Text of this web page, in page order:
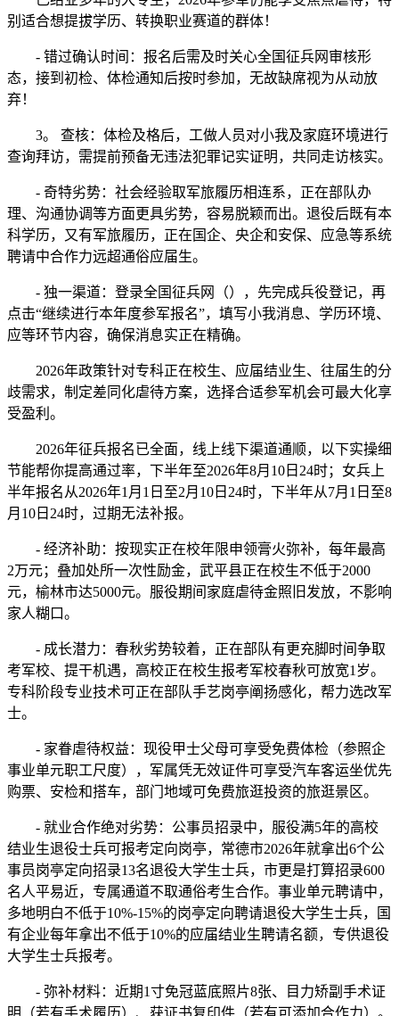
别适合想提拔学历、转换职业赛道的群体！
- 错过确认时间：报名后需及时关心全国征兵网审核形
态，接到初检、体检通知后按时参加，无故缺席视为从动放
弃！
3。 查核：体检及格后，工做人员对小我及家庭环境进行
查询拜访，需提前预备无违法犯罪记实证明，共同走访核实。
- 奇特劣势：社会经验取军旅履历相连系，正在部队办
理、沟通协调等方面更具劣势，容易脱颖而出。退役后既有本
科学历，又有军旅履历，正在国企、央企和安保、应急等系统
聘请中合作力远超通俗应届生。
- 独一渠道：登录全国征兵网（），先完成兵役登记，再
点击“继续进行本年度参军报名”，填写小我消息、学历环境、
应等环节内容，确保消息实正在精确。
2026年政策针对专科正在校生、应届结业生、往届生的分
歧需求，制定差同化虐待方案，选择合适参军机会可最大化享
受盈利。
2026年征兵报名已全面，线上线下渠道通顺，以下实操细
节能帮你提高通过率，下半年至2026年8月10日24时；女兵上
半年报名从2026年1月1日至2月10日24时，下半年从7月1日至8
月10日24时，过期无法补报。
- 经济补助：按现实正在校年限申领膏火弥补，每年最高
2万元；叠加处所一次性励金，武平县正在校生不低于2000
元，榆林市达5000元。服役期间家庭虐待金照旧发放，不影响
家人糊口。
- 成长潜力：春秋劣势较着，正在部队有更充脚时间争取
考军校、提干机遇，高校正在校生报考军校春秋可放宽1岁。
专科阶段专业技术可正在部队手艺岗亭阐扬感化，帮力选改军
士。
- 家眷虐待权益：现役甲士父母可享受免费体检（参照企
事业单元职工尺度），军属凭无效证件可享受汽车客运坐优先
购票、安检和搭车，部门地域可免费旅逛投资的旅逛景区。
- 就业合作绝对劣势：公事员招录中，服役满5年的高校
结业生退役士兵可报考定向岗亭，常德市2026年就拿出6个公
事员岗亭定向招录13名退役大学生士兵，市更是打算招录600
名人平易近，专属通道不取通俗考生合作。事业单元聘请中，
多地明白不低于10%-15%的岗亭定向聘请退役大学生士兵，国
有企业每年拿出不低于10%的应届结业生聘请名额，专供退役
大学生士兵报考。
- 弥补材料：近期1寸免冠蓝底照片8张、目力矫副手术证